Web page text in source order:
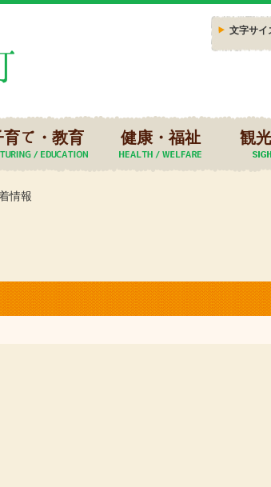
文字サイ
育て・教育 健康・福祉 観
情報